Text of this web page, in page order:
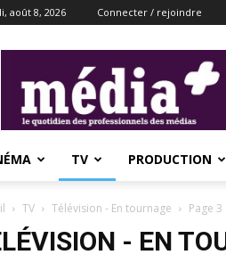
août 8, 2026 Connecter / rejoindre
TV PRODUCTION
TV Télévision - En tournage Page 3
- EN